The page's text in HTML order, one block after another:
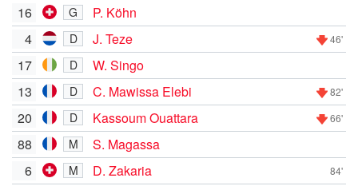
16 G
P. Köhn
4
D J. Teze 46'
17 D
W. Singo
13
D C. Mawissa Elebi 82'
20 D Kassoum Ouattara 66'
88 M
S. Magassa
6
M D. Zakaria 84'